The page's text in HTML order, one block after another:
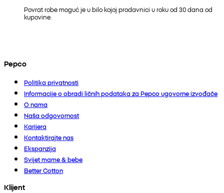
Povrat robe moguć je u bilo kojoj prodavnici u roku od 30 dana od
kupovine.
Pepco
Politika privatnosti
Informacije o obradi ličnih podataka za Pepco ugovorne izvođače
O nama
Naša odgovornost
Karijera
Kontaktirajte nas
Ekspanzija
Svijet mame & bebe
Better Cotton
Klijent